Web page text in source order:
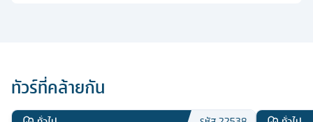
ทัวร์ที่คล้ายกัน